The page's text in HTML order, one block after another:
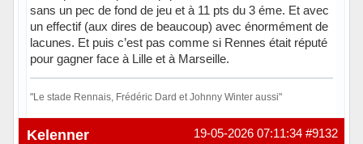
sans un pec de fond de jeu et à 11 pts du 3 éme. Et avec
un effectif (aux dires de beaucoup) avec énormément de
lacunes. Et puis c’est pas comme si Rennes était réputé
pour gagner face à Lille et à Marseille.
"Le stade Rennais, Frédéric Dard et Johnny Winter aussi"
Hors ligne #9132
19-05-2026 07:11:34
Kelenner